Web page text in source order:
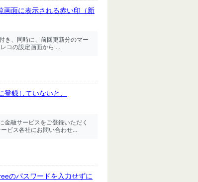
画面に表示される赤い印（新
き、同時に、前回更新分のマー
コの設定画面から ...
録していないと、
融サービスをご登録いただく
ビス各社にお問い合わせ...
のパスワードを入力せずに